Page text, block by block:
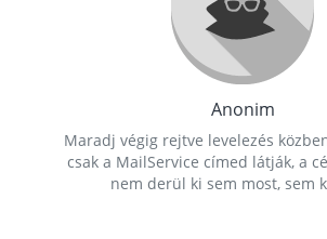
Anonim
Maradj végig rejtve levelezés
csak a MailService címed látják, a
nem derül ki sem most, sem